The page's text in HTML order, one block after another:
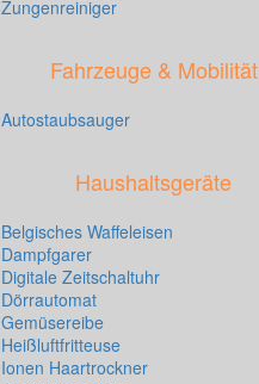
Zungenreiniger
Fahrzeuge & Mobilität
Autostaubsauger
Haushaltsgeräte
Belgisches Waffeleisen
Dampfgarer
Digitale Zeitschaltuhr
Dörrautomat
Gemüsereibe
Heißluftfritteuse
Ionen Haartrockner